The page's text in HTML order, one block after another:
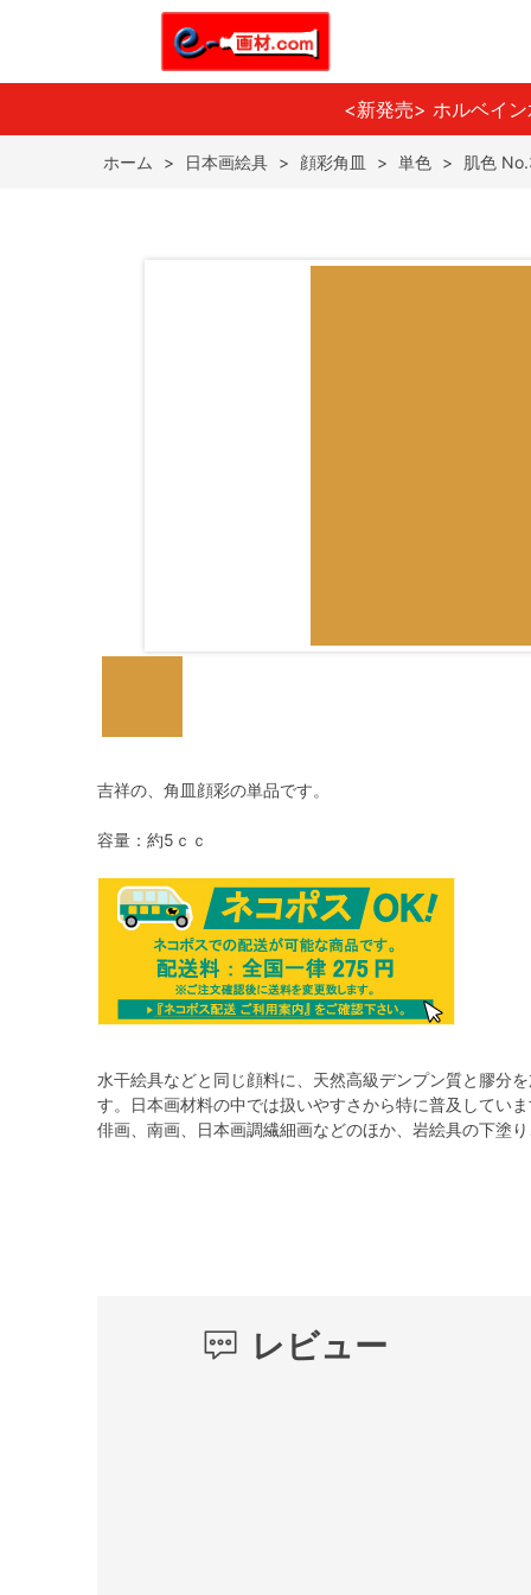
<新発売> ホルベイ
ホーム > 日本画絵具 > 顔彩角皿 > 単色 > 肌色
吉祥の、角皿顔彩の単品です。
容量：約5ｃｃ
水干絵具などと同じ顔料に、天然高級デンプン質と膠分
す。日本画材料の中では扱いやすさから特に普及してい
俳画、南画、日本画調繊細画などのほか、岩絵具の下塗り
レビュー